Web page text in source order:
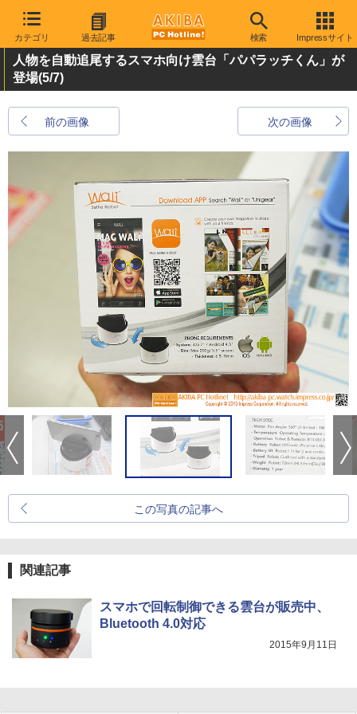
カテゴリ 過去記事 検索 Impressサイト
人物を自動追尾するスマホ向け雲台「パパラッチくん」が
登場(5/7)
前の画像 次の画像
この写真の記事へ
関連記事
スマホで回転制御できる雲台が販売中、
Bluetooth 4.0対応
2015年9月11日